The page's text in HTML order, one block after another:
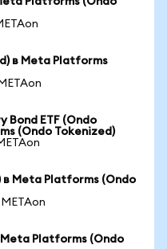
в Meta Platforms
Bond ETF (Ondo
(Ondo Tokenized)
в Meta Platforms (Ondo
Platforms (Ondo